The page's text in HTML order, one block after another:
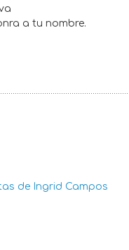
a tu nombre.
de Ingrid Campos